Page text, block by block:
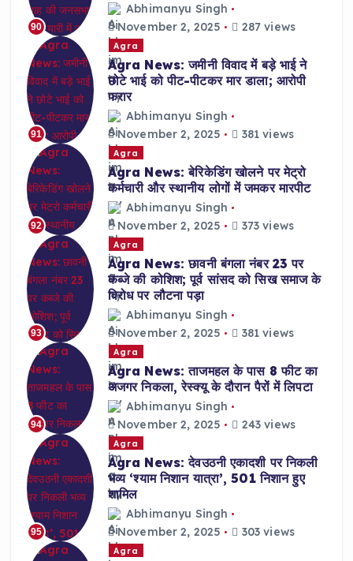
90
Abhimanyu Singh
November 2, 2025
287 views
91
Agra
Agra News: जमीनी विवाद में बड़े भाई ने
छोटे भाई को पीट-पीटकर मार डाला; आरोपी
फरार
Abhimanyu Singh
November 2, 2025
381 views
92
Agra
Agra News: बेरिकेडिंग खोलने पर मेट्रो
कर्मचारी और स्थानीय लोगों में जमकर मारपीट
Abhimanyu Singh
November 2, 2025
373 views
93
Agra
Agra News: छावनी बंगला नंबर 23 पर
कब्जे की कोशिश; पूर्व सांसद को सिख समाज के
विरोध पर लौटना पड़ा
Abhimanyu Singh
November 2, 2025
381 views
94
Agra
Agra News: ताजमहल के पास 8 फीट का
अजगर निकला, रेस्क्यू के दौरान पैरों में लिपटा
Abhimanyu Singh
November 2, 2025
243 views
95
Agra
Agra News: देवउठनी एकादशी पर निकली
भव्य ‘श्याम निशान यात्रा’, 501 निशान हुए
शामिल
Abhimanyu Singh
November 2, 2025
303 views
Agra